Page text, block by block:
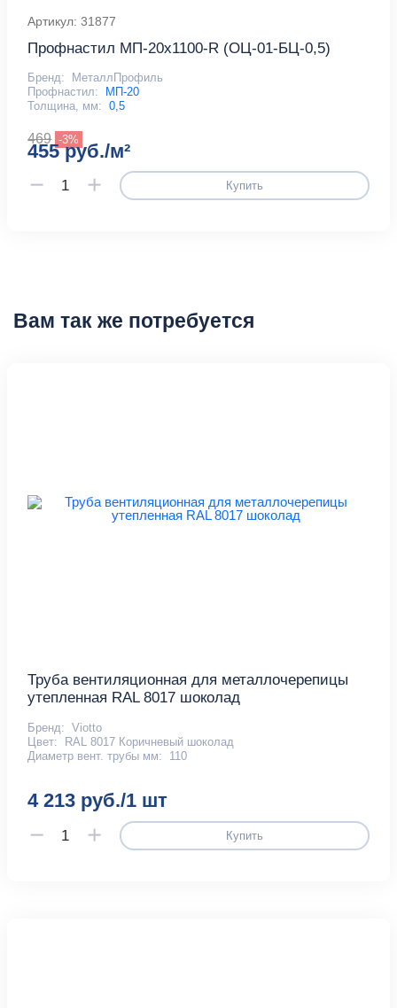
Артикул: 31877
Профнастил МП-20x1100-R (ОЦ-01-БЦ-0,5)
Бренд:
МеталлПрофиль
Профнастил:
МП-20
Толщина, мм: 0,5
469 -3%
455 руб./м²
Купить
Вам так же потребуется
Труба вентиляционная для металлочерепицы
утепленная RAL 8017 шоколад
Бренд: Viotto
Цвет:
RAL 8017 Коричневый шоколад
Диаметр вент. трубы мм:
110
4 213 руб./1 шт
Купить